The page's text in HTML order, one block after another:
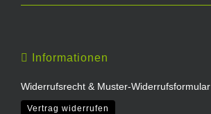
Informationen
Widerrufsrecht & Muster-Widerrufsformular
Vertrag widerrufen